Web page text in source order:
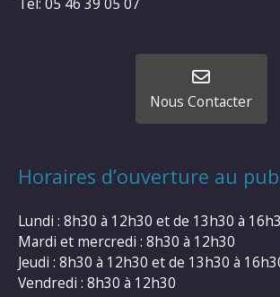
Nous Contacter
Horaires d’ouverture au
Lundi : 8h30 à 12h30 et de 13h30 à
Mardi et mercredi : 8h30 à 12h30
Jeudi : 8h30 à 12h30 et de 13h30 à
Vendredi : 8h30 à 12h30